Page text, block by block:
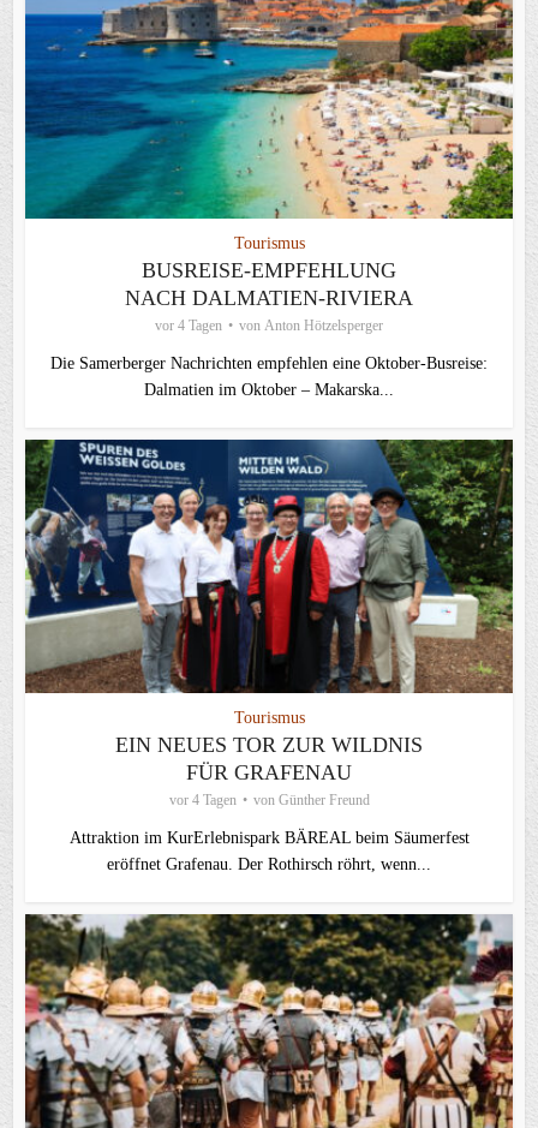
Tourismus
BUSREISE-EMPFEHLUNG
NACH DALMATIEN-RIVIERA
vor 4 Tagen von Anton Hötzelsperger
Die Samerberger Nachrichten empfehlen eine Oktober-Busreise:
Dalmatien im Oktober – Makarska...
Tourismus
EIN NEUES TOR ZUR WILDNIS
FÜR GRAFENAU
vor 4 Tagen von Günther Freund
Attraktion im KurErlebnispark BÄREAL beim Säumerfest
eröffnet Grafenau. Der Rothirsch röhrt, wenn...